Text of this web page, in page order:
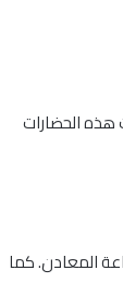
حوالي 10000 قبل الميلاد. كانت هذه الحضارات
وصناعة المعادن. كما